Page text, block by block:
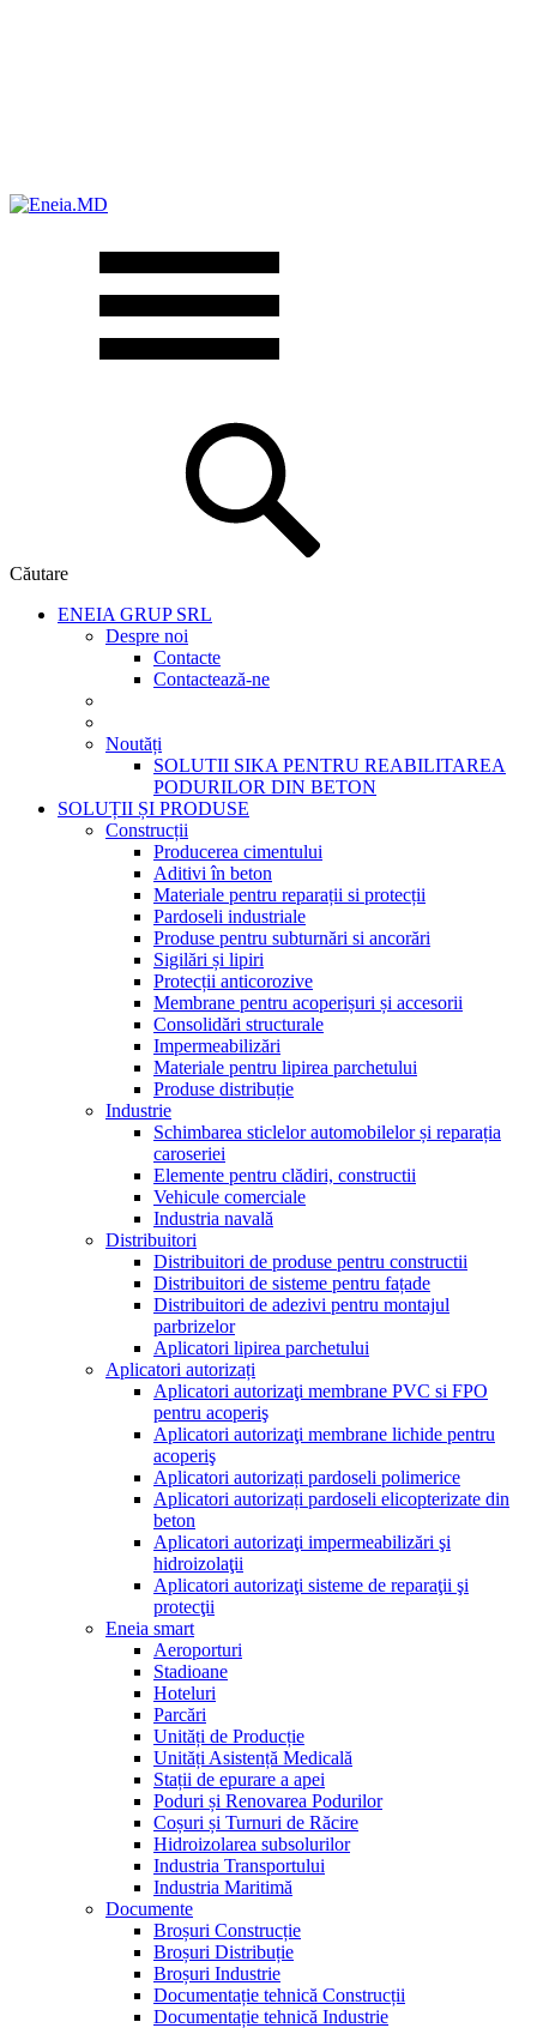
Căutare
ENEIA GRUP SRL
Despre noi
Contacte
Contactează-ne
Noutăți
SOLUTII SIKA PENTRU REABILITAREA
PODURILOR DIN BETON
SOLUȚII ȘI PRODUSE
Construcții
Producerea cimentului
Aditivi în beton
Materiale pentru reparații si protecții
Pardoseli industriale
Produse pentru subturnări si ancorări
Sigilări și lipiri
Protecții anticorozive
Membrane pentru acoperișuri și accesorii
Consolidări structurale
Impermeabilizări
Materiale pentru lipirea parchetului
Produse distribuție
Industrie
Schimbarea sticlelor automobilelor și reparația
caroseriei
Elemente pentru clădiri, constructii
Vehicule comerciale
Industria navală
Distribuitori
Distribuitori de produse pentru constructii
Distribuitori de sisteme pentru fațade
Distribuitori de adezivi pentru montajul
parbrizelor
Aplicatori lipirea parchetului
Aplicatori autorizați
Aplicatori autorizaţi membrane PVC si FPO
pentru acoperiş
Aplicatori autorizaţi membrane lichide pentru
acoperiş
Aplicatori autorizați pardoseli polimerice
Aplicatori autorizați pardoseli elicopterizate din
beton
Aplicatori autorizaţi impermeabilizări şi
hidroizolaţii
Aplicatori autorizaţi sisteme de reparaţii şi
protecţii
Eneia smart
Aeroporturi
Stadioane
Hoteluri
Parcări
Unități de Producție
Unități Asistență Medicală
Stații de epurare a apei
Poduri și Renovarea Podurilor
Coșuri și Turnuri de Răcire
Hidroizolarea subsolurilor
Industria Transportului
Industria Maritimă
Documente
Broșuri Construcție
Broșuri Distribuție
Broșuri Industrie
Documentație tehnică Construcții
Documentație tehnică Industrie